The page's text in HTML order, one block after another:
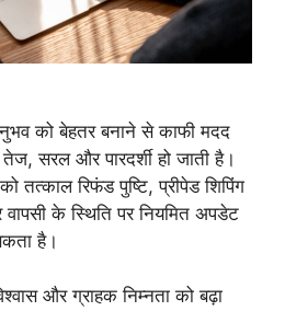
को बेहतर बनाने से काफी मदद
सरल और पारदर्शी हो जाती है।
तत्काल रिफंड पुष्टि, प्रीपेड शिपिंग
के स्थिति पर नियमित अपडेट
है।
और ग्राहक निम्नता को बढ़ा